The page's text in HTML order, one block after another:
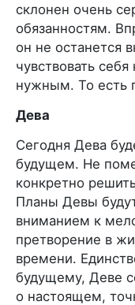
склонен очень
обязанностям.
он не останется
чувствовать
нужным. То есть
Дева
Сегодня Дева
будущем. Не
конкретно
Планы Девы
вниманием к
претворение в
времени.
будущему, Деве
о настоящем,